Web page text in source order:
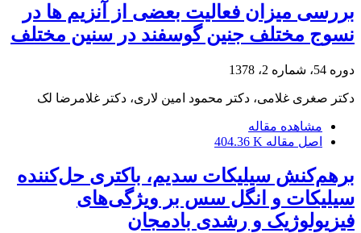
بررسی میزان فعالیت بعضی از آنزیم ها در
نسوج مختلف جنین گوسفند در سنین مختلف
دوره 54، شماره 2، 1378
دکتر صغری غلامی، دکتر محمود امین لاری، دکتر غلامرضا لک
مشاهده مقاله
اصل مقاله 404.36 K
برهم‌کنش سیلیکات سدیم، باکتری حل‌کننده
سیلیکات و انگل سس بر ویژگی‌های
فیزیولوژیک و رشدی بادمجان